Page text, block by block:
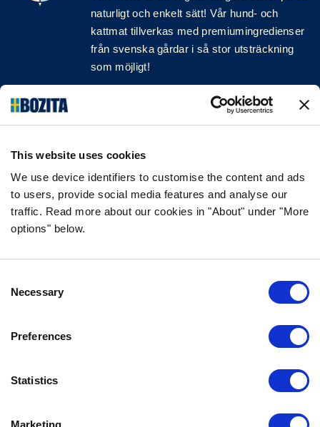
This website uses cookies
We use device identifiers to customise the content and ads
to users, provide social media features and analyse our
traffic. Read more about our cookies in "About" under "More
options" below.
Selection
Necessary
Preferences
Statistics
Marketing
naturligt och enkelt sätt! Vår hund- och
kattmat tillverkas med premiumingredienser
från svenska gårdar i så stor utsträckning
som möjligt!
Följ oss på sociala medier
INFORMATION
VANLIGA FRÅGOR & SVAR
OM FÖRETAGET
KUNDTJÄNST
INFO@BOZITA.SE